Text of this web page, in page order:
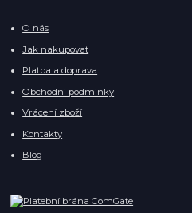
O nás
Jak nakupovat
Platba a doprava
Obchodní podmínky
Vrácení zboží
Kontakty
Blog